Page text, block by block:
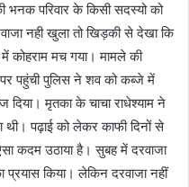
परिवार के किसी सदस्यो को
नही खुला तो खिड़की से देखा कि
मच गया। मामले की
पर पहुंची पुलिस ने शव को कब्जे में
दिया। मृतका के चाचा राधेश्याम ने
थी। पढ़ाई को लेकर काफी दिनों से
कदम उठाया है। सुबह में दरवाजा
किया। लेकिन दरवाजा नहीं